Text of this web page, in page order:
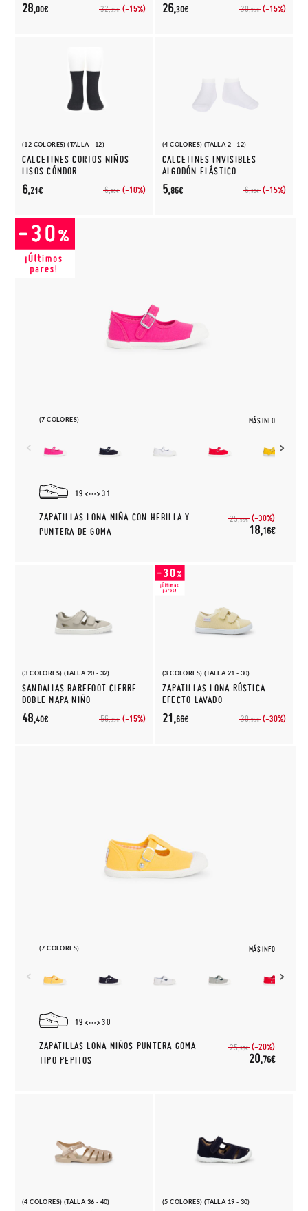
32,95€ (-15%)
28,00€ 30,95€ (-15%)
26,30€
(12 COLORES) (TALLA - 12)
CALCETINES CORTOS NIÑOS
LISOS CÓNDOR
6,90€ (-10%)
6,21€
(4 COLORES) (TALLA 2 - 12)
CALCETINES INVISIBLES
ALGODÓN ELÁSTICO
6,90€ (-15%)
5,86€
(7 COLORES) MÁS INFO
19 31
ZAPATILLAS LONA NIÑA CON HEBILLA Y
PUNTERA DE GOMA
25,95€ (-30%)
18,16€
(3 COLORES) (TALLA 20 - 32)
SANDALIAS BAREFOOT CIERRE
DOBLE NAPA NIÑO
56,95€ (-15%)
48,40€
(3 COLORES) (TALLA 21 - 30)
ZAPATILLAS LONA RÚSTICA
EFECTO LAVADO
30,95€ (-30%)
21,66€
(7 COLORES) MÁS INFO
19 30
ZAPATILLAS LONA NIÑOS PUNTERA GOMA
TIPO PEPITOS
25,95€ (-20%)
20,76€
(4 COLORES) (TALLA 36 - 40) (5 COLORES) (TALLA 19 - 30)